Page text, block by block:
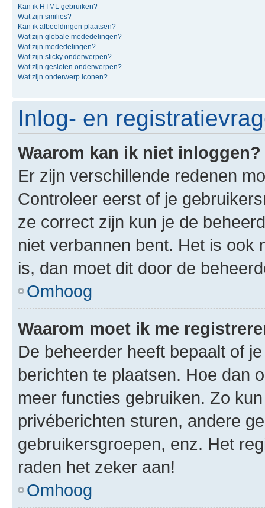
Kan ik HTML gebruiken?
Wat zijn smilies?
Kan ik afbeeldingen plaatsen?
Wat zijn globale mededelingen?
Wat zijn mededelingen?
Wat zijn sticky onderwerpen?
Wat zijn gesloten onderwerpen?
Wat zijn onderwerp iconen?
Inlog- en
Waarom kan ik niet inloggen?
Er zijn verschillende redenen
Controleer eerst of je
ze correct zijn kun je de
niet verbannen bent. Het is ook
is, dan moet dit door de
Omhoog
Waarom moet ik me
De beheerder heeft bepaalt of
berichten te plaatsen. Hoe dan
meer functies gebruiken. Zo
privéberichten sturen, andere
gebruikersgroepen, enz. Het
raden het zeker aan!
Omhoog